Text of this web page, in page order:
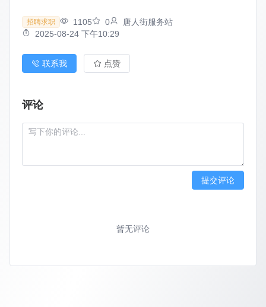
招聘求职 1105 0
唐人街服务站
2025-08-24 下午10:29
联系我 点赞
评论
提交评论
暂无评论